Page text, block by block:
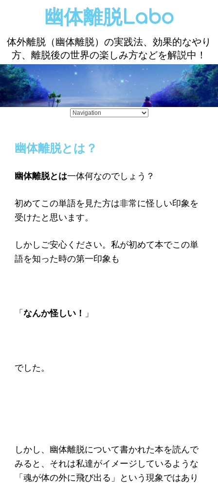
幽体離脱Labo
体外離脱（幽体離脱）の実践法、効果的なやり
方、離脱後の世界の楽しみ方などを解説中！
幽体離脱とは？
幽体離脱とは一体何なのでしょう？
初めてこの単語を見た方は非常に怪しい印象を
受けたと思います。
しかしご安心ください。私が初めて本でこの単
語を知った時の第一印象も
「 なんか怪しい！ 」
でした。
しかし、幽体離脱について書かれた本を読んで
みると、それは私達がイメージしているような
「魂が体の外に飛び出る」という現象ではあり